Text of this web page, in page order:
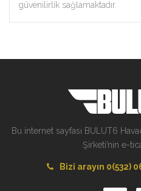
güvenilirlik sağlamaktadır.
Bu internet sayfası BULUT6
Şirketi’nin e-
Bizi arayın 0(532)